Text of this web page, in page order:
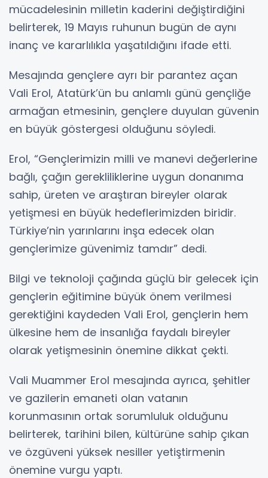
mücadelesinin milletin kaderini değiştirdiğini
belirterek, 19 Mayıs ruhunun bugün de aynı
inanç ve kararlılıkla yaşatıldığını ifade etti.
Mesajında gençlere ayrı bir parantez açan
Vali Erol, Atatürk’ün bu anlamlı günü gençliğe
armağan etmesinin, gençlere duyulan güvenin
en büyük göstergesi olduğunu söyledi.
Erol, “Gençlerimizin milli ve manevi değerlerine
bağlı, çağın gerekliliklerine uygun donanıma
sahip, üreten ve araştıran bireyler olarak
yetişmesi en büyük hedeflerimizden biridir.
Türkiye’nin yarınlarını inşa edecek olan
gençlerimize güvenimiz tamdır” dedi.
Bilgi ve teknoloji çağında güçlü bir gelecek için
gençlerin eğitimine büyük önem verilmesi
gerektiğini kaydeden Vali Erol, gençlerin hem
ülkesine hem de insanlığa faydalı bireyler
olarak yetişmesinin önemine dikkat çekti.
Vali Muammer Erol mesajında ayrıca, şehitler
ve gazilerin emaneti olan vatanın
korunmasının ortak sorumluluk olduğunu
belirterek, tarihini bilen, kültürüne sahip çıkan
ve özgüveni yüksek nesiller yetiştirmenin
önemine vurgu yaptı.